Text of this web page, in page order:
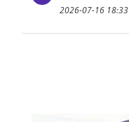
2026-07-16 18:33